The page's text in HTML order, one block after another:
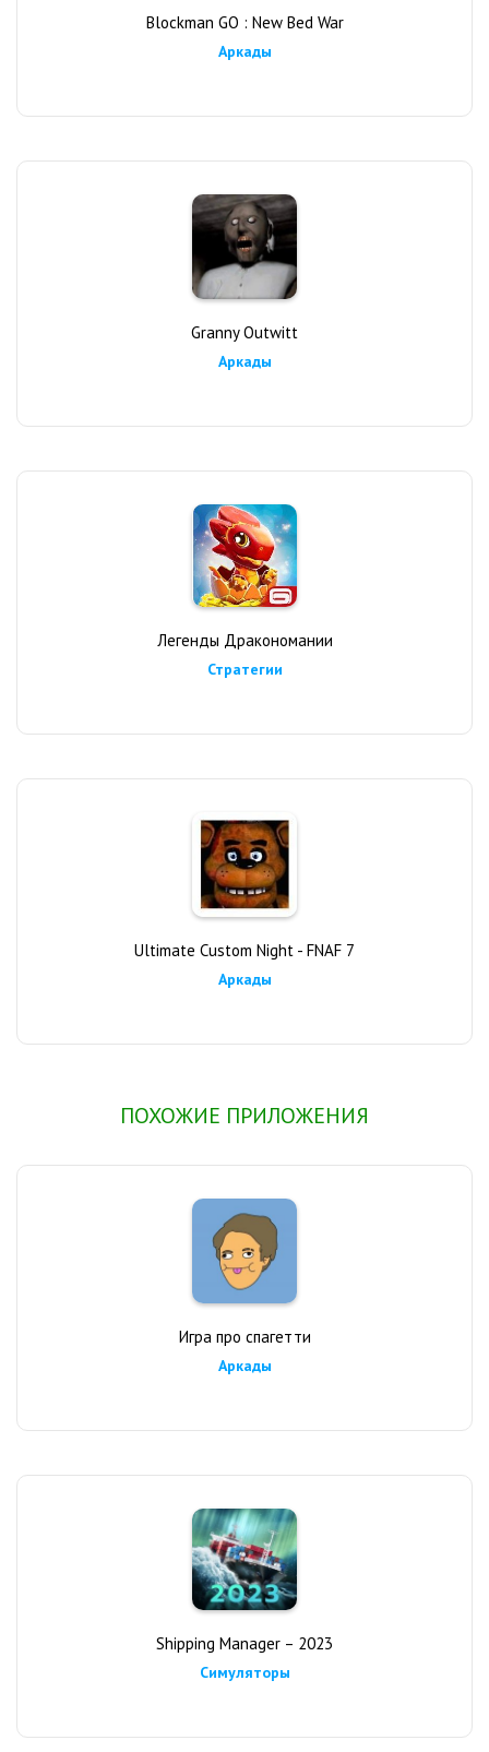
Blockman GO : New Bed War
Аркады
Granny Outwitt
Аркады
Легенды Дракономании
Стратегии
Ultimate Custom Night - FNAF 7
Аркады
ПОХОЖИЕ ПРИЛОЖЕНИЯ
Игра про спагетти
Аркады
Shipping Manager – 2023
Симуляторы